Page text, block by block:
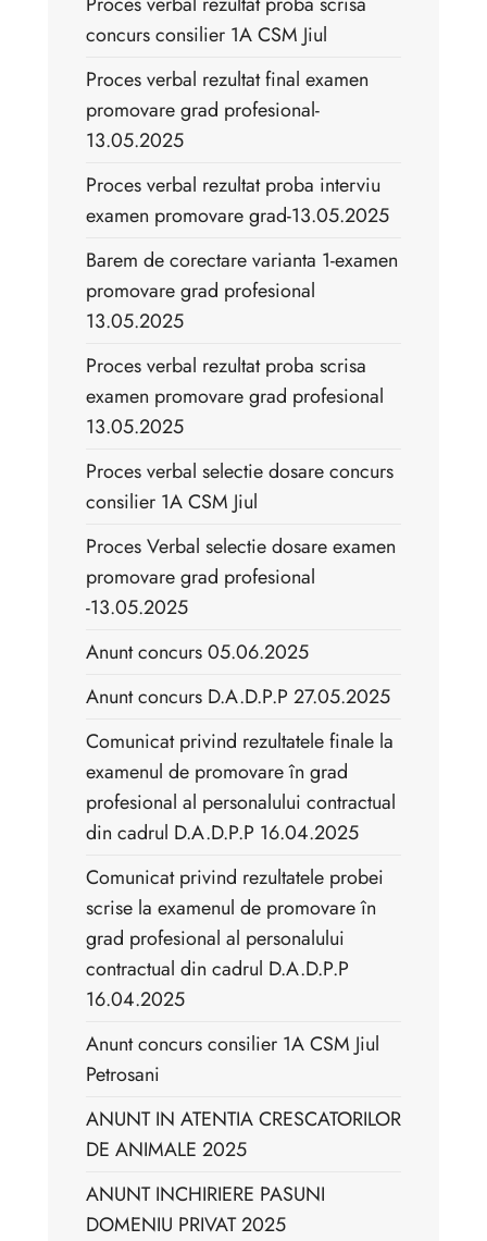
concurs consilier 1A CSM Jiul
Proces verbal rezultat final examen
promovare grad profesional-
13.05.2025
Proces verbal rezultat proba interviu
examen promovare grad-13.05.2025
Barem de corectare varianta 1-examen
promovare grad profesional
13.05.2025
Proces verbal rezultat proba scrisa
examen promovare grad profesional
13.05.2025
Proces verbal selectie dosare concurs
consilier 1A CSM Jiul
Proces Verbal selectie dosare examen
promovare grad profesional
-13.05.2025
Anunt concurs 05.06.2025
Anunt concurs D.A.D.P.P 27.05.2025
Comunicat privind rezultatele finale la
examenul de promovare în grad
profesional al personalului contractual
din cadrul D.A.D.P.P 16.04.2025
Comunicat privind rezultatele probei
scrise la examenul de promovare în
grad profesional al personalului
contractual din cadrul D.A.D.P.P
16.04.2025
Anunt concurs consilier 1A CSM Jiul
Petrosani
ANUNT IN ATENTIA CRESCATORILOR
DE ANIMALE 2025
ANUNT INCHIRIERE PASUNI
DOMENIU PRIVAT 2025